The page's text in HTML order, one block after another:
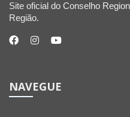
Site oficial do Conselho
Região.
NAVEGUE